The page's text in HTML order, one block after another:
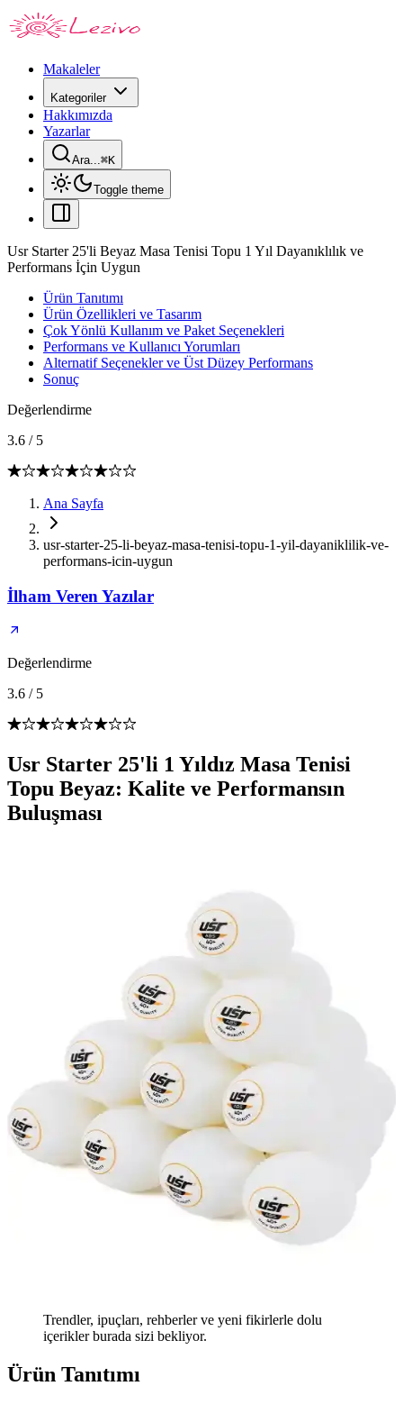
Makaleler
Kategoriler
Hakkımızda
Yazarlar
Ara...⌘K
Toggle theme
Usr Starter 25'li Beyaz Masa Tenisi Topu 1 Yıl Dayanıklılık ve
Performans İçin Uygun
Ürün Tanıtımı
Ürün Özellikleri ve Tasarım
Çok Yönlü Kullanım ve Paket Seçenekleri
Performans ve Kullanıcı Yorumları
Alternatif Seçenekler ve Üst Düzey Performans
Sonuç
Değerlendirme
3.6 / 5
Ana Sayfa
usr-starter-25-li-beyaz-masa-tenisi-topu-1-yil-dayaniklilik-ve-
performans-icin-uygun
İlham Veren Yazılar
Değerlendirme
3.6 / 5
Usr Starter 25'li 1 Yıldız Masa Tenisi
Topu Beyaz: Kalite ve Performansın
Buluşması
Trendler, ipuçları, rehberler ve yeni fikirlerle dolu
içerikler burada sizi bekliyor.
Ürün Tanıtımı